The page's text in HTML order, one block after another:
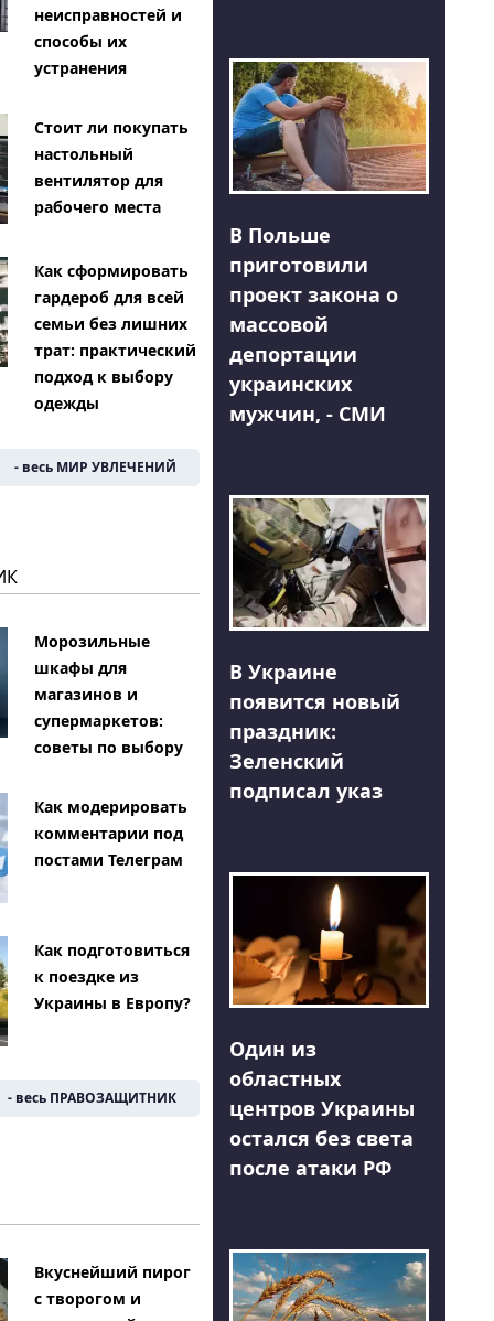
неисправностей и
способы их
устранения
Стоит ли покупать
настольный
вентилятор для
рабочего места
Как сформировать
гардероб для всей
семьи без лишних
трат: практический
подход к выбору
одежды
- весь МИР УВЛЕЧЕНИЙ
Морозильные
шкафы для
магазинов и
супермаркетов:
советы по выбору
Как модерировать
комментарии под
постами Телеграм
Как подготовиться
к поездке из
Украины в Европу?
- весь ПРАВОЗАЩИТНИК
Вкуснейший пирог
с творогом и
В Польше
приготовили
проект закона о
массовой
депортации
украинских
мужчин, - СМИ
В Украине
появится новый
праздник:
Зеленский
подписал указ
Один из
областных
центров Украины
остался без света
после атаки РФ